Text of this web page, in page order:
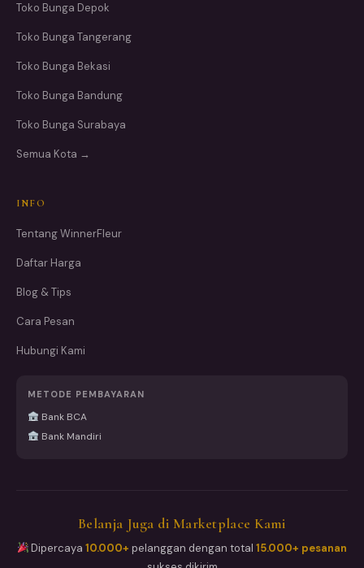
Toko Bunga Depok
Toko Bunga Tangerang
Toko Bunga Bekasi
Toko Bunga Bandung
Toko Bunga Surabaya
Semua Kota →
INFO
Tentang WinnerFleur
Daftar Harga
Blog & Tips
Cara Pesan
Hubungi Kami
METODE PEMBAYARAN
Bank BCA
Bank Mandiri
Belanja Juga di Marketplace Kami
Dipercaya10.000+ pelanggan dengan total15.000+ pesanan